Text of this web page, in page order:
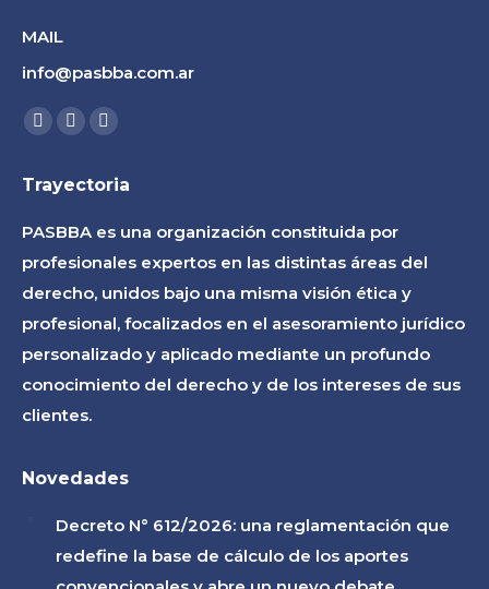
MAIL
info@pasbba.com.ar
Find us on:
Facebook
opens
window
Linkedin
opens
window
Instagram
opens
window
Trayectoria
PASBBA es una organización constituida por
profesionales expertos en las distintas áreas del
derecho, unidos bajo una misma visión ética y
profesional, focalizados en el asesoramiento jurídico
personalizado y aplicado mediante un profundo
conocimiento del derecho y de los intereses de sus
clientes.
Novedades
Decreto N° 612/2026: una reglamentación que
redefine la base de cálculo de los aportes